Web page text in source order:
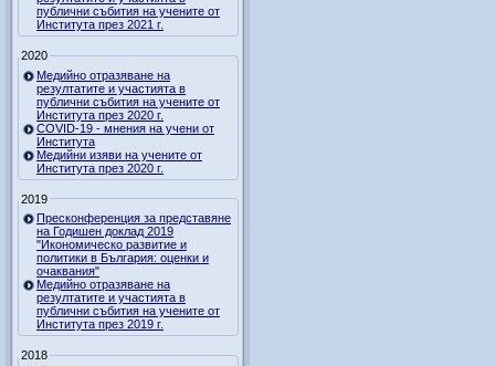
публични събития на учените от
Института през 2021 г.
2020
Медийно отразяване на
резултатите и участията в
публични събития на учените от
Института през 2020 г.
COVID-19 - мнения на учени от
Института
Медийни изяви на учените от
Института през 2020 г.
2019
Пресконференция за представяне
на Годишен доклад 2019
"Икономическо развитие и
политики в България: оценки и
очаквания"
Медийно отразяване на
резултатите и участията в
публични събития на учените от
Института през 2019 г.
2018